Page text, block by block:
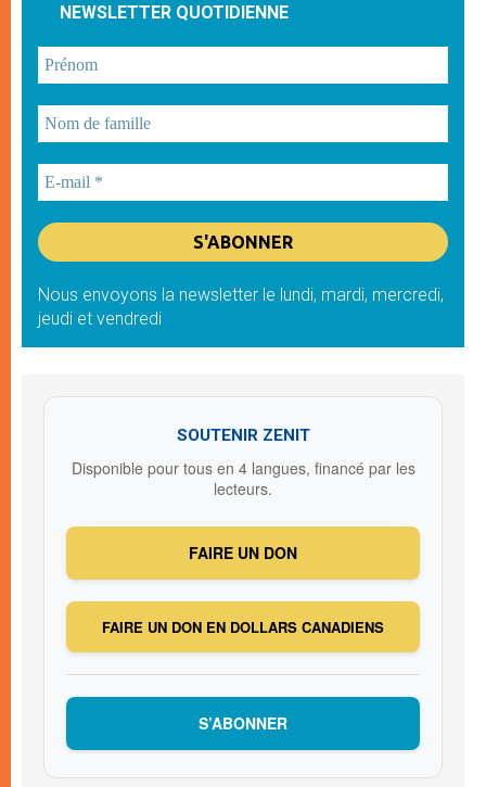
NEWSLETTER QUOTIDIENNE
Nous envoyons la newsletter le lundi, mardi, mercredi,
jeudi et vendredi
SOUTENIR ZENIT
Disponible pour tous en 4 langues, financé par les
lecteurs.
FAIRE UN DON
FAIRE UN DON EN DOLLARS CANADIENS
S’ABONNER